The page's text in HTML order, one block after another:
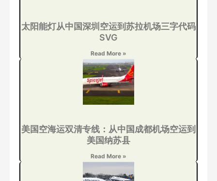
太阳能灯从中国深圳空运到苏拉机场三字代码
SVG
Read More »
美国空海运双清专线：从中国成都机场空运到
美国纳苏县
Read More »